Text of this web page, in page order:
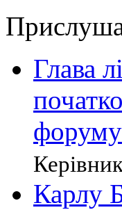
Глава
форуму
Карлу